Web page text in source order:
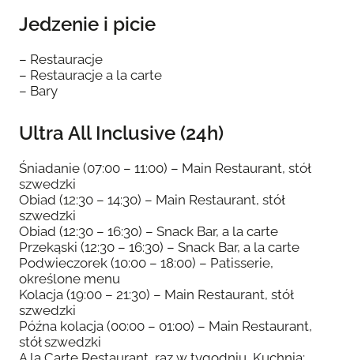
Jedzenie i picie
– Restauracje
– Restauracje a la carte
– Bary
Ultra All Inclusive (24h)
Śniadanie (07:00 – 11:00) – Main Restaurant, stół
szwedzki
Obiad (12:30 – 14:30) – Main Restaurant, stół
szwedzki
Obiad (12:30 – 16:30) – Snack Bar, a la carte
Przekąski (12:30 – 16:30) – Snack Bar, a la carte
Podwieczorek (10:00 – 18:00) – Patisserie,
określone menu
Kolacja (19:00 – 21:30) – Main Restaurant, stół
szwedzki
Późna kolacja (00:00 – 01:00) – Main Restaurant,
stół szwedzki